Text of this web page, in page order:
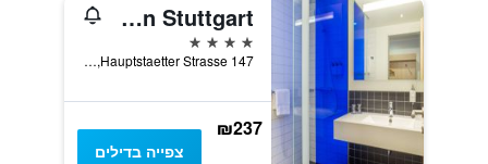
Park Inn by Radisson Stuttgart
4 כוכבים
Hauptstaetter Strasse 147, שטוטגרט, באדן-ווירטמברג, גרמניה
₪237
צפייה בדילים